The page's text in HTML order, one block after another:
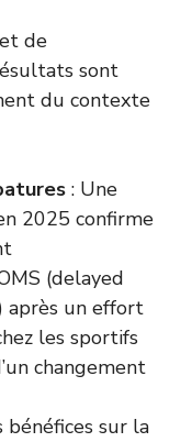
de
sont
du contexte
: Une
2025 confirme
(delayed
après un effort
les sportifs
changement
bénéfices sur la